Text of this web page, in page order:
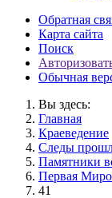
Обратная
Карта сайта
Поиск
Обычная
Вы здесь:
Главная
Краеведение
Следы
Памятники
Первая
41